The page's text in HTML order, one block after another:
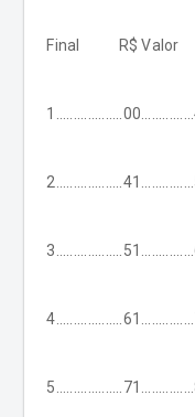
Seq.
Final R$ Valor